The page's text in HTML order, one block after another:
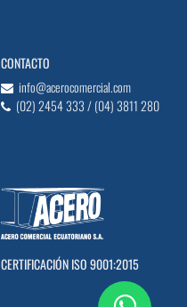
CONTACTO
info@acerocomercial.com
(02) 2454 333 / (04) 3811 280
CERTIFICACIÓN ISO 9001:2015